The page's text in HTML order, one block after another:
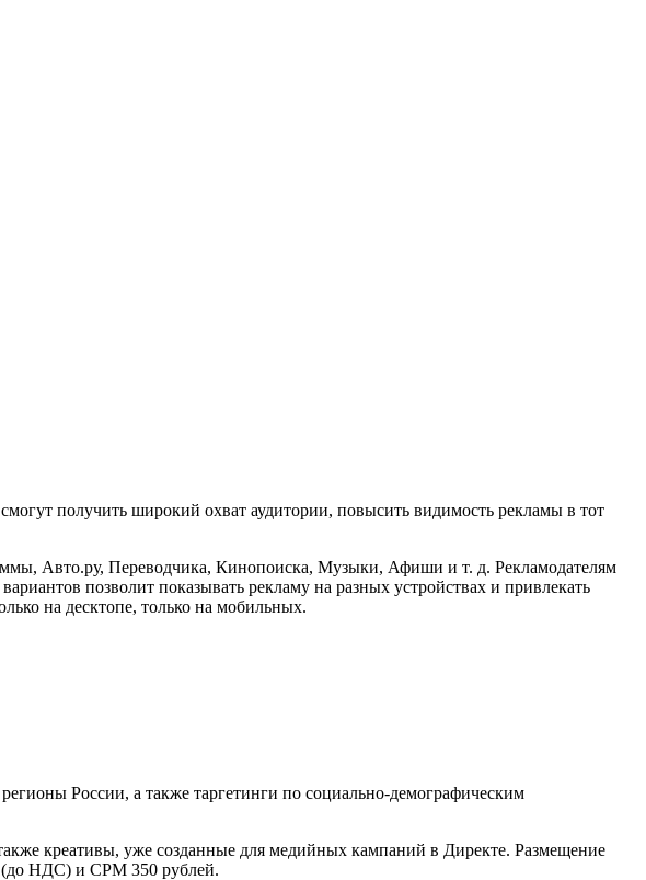
получить широкий охват аудитории, повысить видимость рекламы в тот
Авто.ру, Переводчика, Кинопоиска, Музыки, Афиши и т. д. Рекламодателям
позволит показывать рекламу на разных устройствах и привлекать
на десктопе, только на мобильных.
России, а также таргетинги по социально-демографическим
креативы, уже созданные для медийных кампаний в Директе. Размещение
(до НДС) и CPM 350 рублей.